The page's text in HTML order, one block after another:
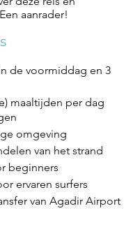
aanrader!
de voormiddag en 3
maaltijden per dag
omgeving
van het strand
beginners
ervaren surfers
van Agadir Airport